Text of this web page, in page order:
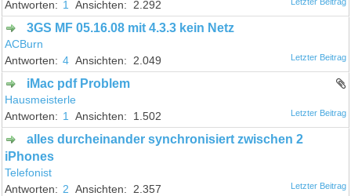
1
2.292
3GS MF 05.16.08 mit 4.3.3 kein Netz
ACBurn
4
2.049
iMac pdf Problem
Hausmeisterle
1
1.502
alles durcheinander synchronisiert zwischen 2
iPhones
Telefonist
2
2.357